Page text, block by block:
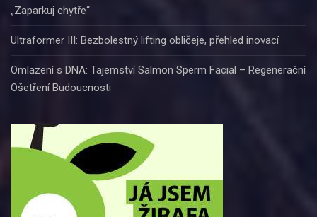
„Zaparkuj chytře“
Ultraformer III: Bezbolestný lifting obličeje, přehled inovací
Omlazení s DNA: Tajemství Salmon Sperm Facial – Regenerační
Ošetření Budoucnosti